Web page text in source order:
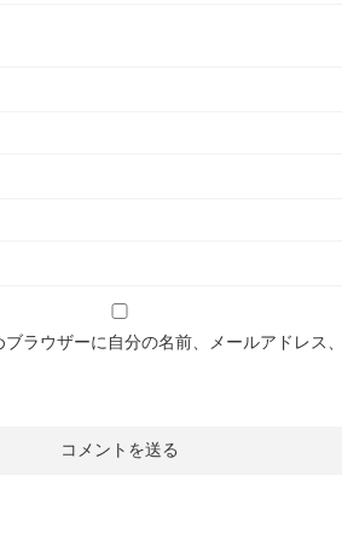
ラウザーに自分の名前、メールアドレス